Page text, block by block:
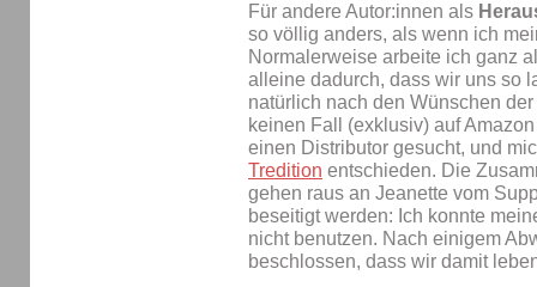
Für andere Autor:innen als
so völlig anders, als wenn ich
Normalerweise arbeite ich ganz
alleine dadurch, dass wir uns so
natürlich nach den Wünschen
keinen Fall (exklusiv) auf
einen Distributor gesucht, und
Tredition entschieden. Die
gehen raus an Jeanette vom
beseitigt werden: Ich konnte
nicht benutzen. Nach einigem
beschlossen, dass wir damit